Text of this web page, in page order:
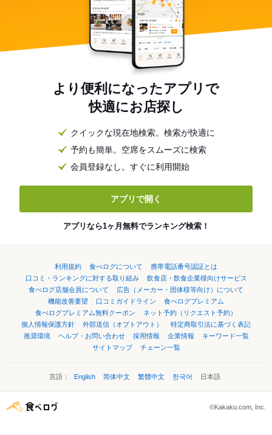
より便利になったアプリで
快適にお店探し
クイックな現在地検索。検索が快適に
予約も簡単。空席をスムーズに検索
会員登録なし。すぐに利用開始
アプリで開く
アプリなら1ヶ月無料でランキング検索！
利用規約 食べログについて
携帯電話番号認証とは
口コミ・ランキングに対する取り組み
飲食店・飲食企業様向けサービス
食べログ店舗会員について
広告（メーカー・団体様等向け）について
機能改善要望
口コミガイドライン
食べログプレミアム
食べログプレミアム無料クーポン
ネット予約（リクエスト予約）
個人情報保護方針
外部送信（オプトアウト）
特定商取引法に基づく表記
推奨環境
ヘルプ・お問い合わせ 採用情報 企業情報
キーワード一覧
サイトマップ
チェーン一覧
言語： English 简体中文 繁體中文 한국어 日本語
©Kakaku.com, Inc.